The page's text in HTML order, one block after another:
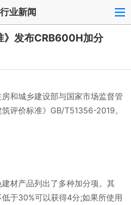
行业新闻
》发布CRB600H加分
和城乡建设部与国家市场监督管
评价标准》GB/T51356-2019。
材产品列出了多种加分项。其
于30%可以获得4分;如果所使用